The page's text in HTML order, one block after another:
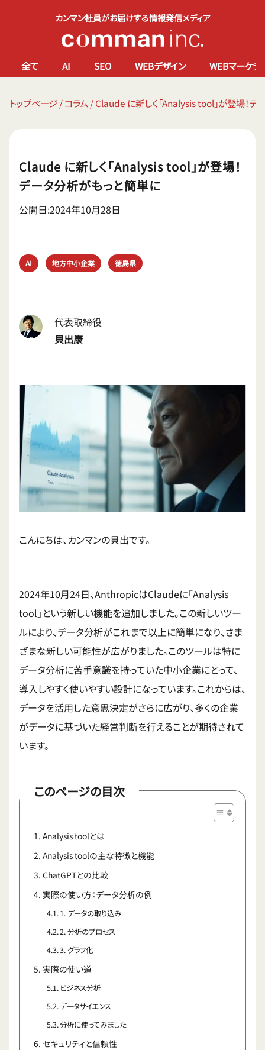
カンマン社員がお届けする情報発信メディア
全て AI SEO WEBデザイン WEBマーケテ
トップページ/コラム /Claude に新しく「Analysis tool」が登場！デ
Claude に新しく「Analysis tool」が登場！
データ分析がもっと簡単に
公開日:2024年10月28日
AI 地方中小企業 徳島県
代表取締役
貝出康
こんにちは、カンマンの貝出です。
2024年10月24日、AnthropicはClaudeに「Analysis
tool」という新しい機能を追加しました。この新しいツー
ルにより、データ分析がこれまで以上に簡単になり、さま
ざまな新しい可能性が広がりました。このツールは特に
データ分析に苦手意識を持っていた中小企業にとって、
導入しやすく使いやすい設計になっています。これからは、
データを活用した意思決定がさらに広がり、多くの企業
がデータに基づいた経営判断を行えることが期待されて
います。
このページの目次
Analysis toolとは
Analysis toolの主な特徴と機能
ChatGPTとの比較
実際の使い方：データ分析の例
1. データの取り込み
2. 分析のプロセス
3. グラフ化
実際の使い道
ビジネス分析
データサイエンス
分析に使ってみました
セキュリティと信頼性